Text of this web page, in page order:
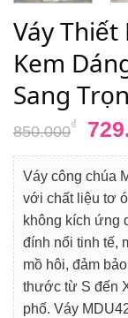
Váy
Kem
Sang
850.000₫
Giá
là:
Váy công chúa
với chất liệu tơ
không kích ứng
đính nổi tinh tế,
mồ hôi, đảm
thước từ S đến
phố. Váy